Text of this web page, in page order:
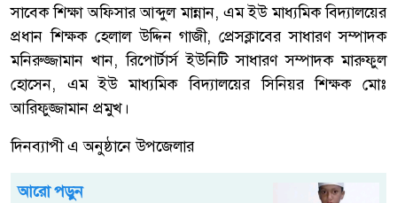
সাবেক শিক্ষা অফিসার আব্দুল মান্নান, এম ইউ মাধ্যমিক বিদ্যালয়ের
প্রধান শিক্ষক হেলাল উদ্দিন গাজী, প্রেসক্লাবের সাধারণ সম্পাদক
মনিরুজ্জামান খান, রিপোর্টার্স ইউনিটি সাধারণ সম্পাদক মারুফুল
হোসেন, এম ইউ মাধ্যমিক বিদ্যালয়ের সিনিয়র শিক্ষক মোঃ
আরিফুজ্জামান প্রমুখ।
দিনব্যাপী এ অনুষ্ঠানে উপজেলার
আরো পড়ুন